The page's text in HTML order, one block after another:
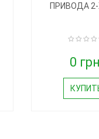
ПРИВОДА 2-
0